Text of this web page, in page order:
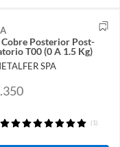
Cobre Posterior Post-
T00 (0 A 1.5 Kg)
SPA
(1)